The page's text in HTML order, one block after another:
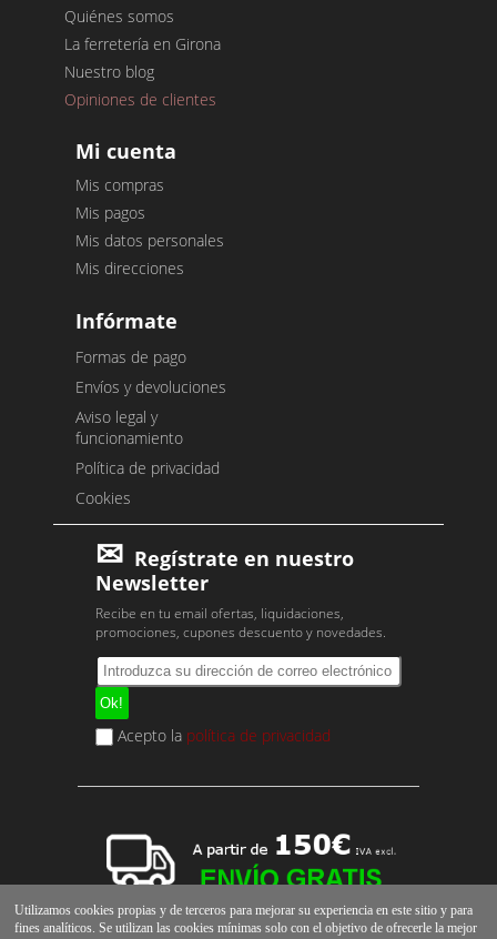
Quiénes somos
La ferretería en Girona
Nuestro blog
Opiniones de clientes
Mi cuenta
Mis compras
Mis pagos
Mis datos personales
Mis direcciones
Infórmate
Formas de pago
Envíos y devoluciones
Aviso legal y
funcionamiento
Política de privacidad
Cookies
Regístrate en nuestro
Newsletter
Recibe en tu email ofertas, liquidaciones,
promociones, cupones descuento y novedades.
Acepto la política de privacidad
Utilizamos cookies propias y de terceros para mejorar su experiencia en este sitio y para
fines analíticos. Se utilizan las cookies mínimas solo con el objetivo de ofrecerle la mejor